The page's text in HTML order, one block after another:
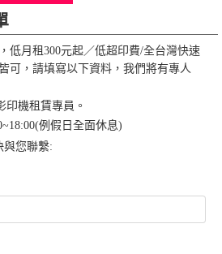
低月租300元起／低超印費/全台灣快速
可，請填寫以下資料，我們將有專人
印機租賃專員。
例假日全面休息)
與您聯繫: